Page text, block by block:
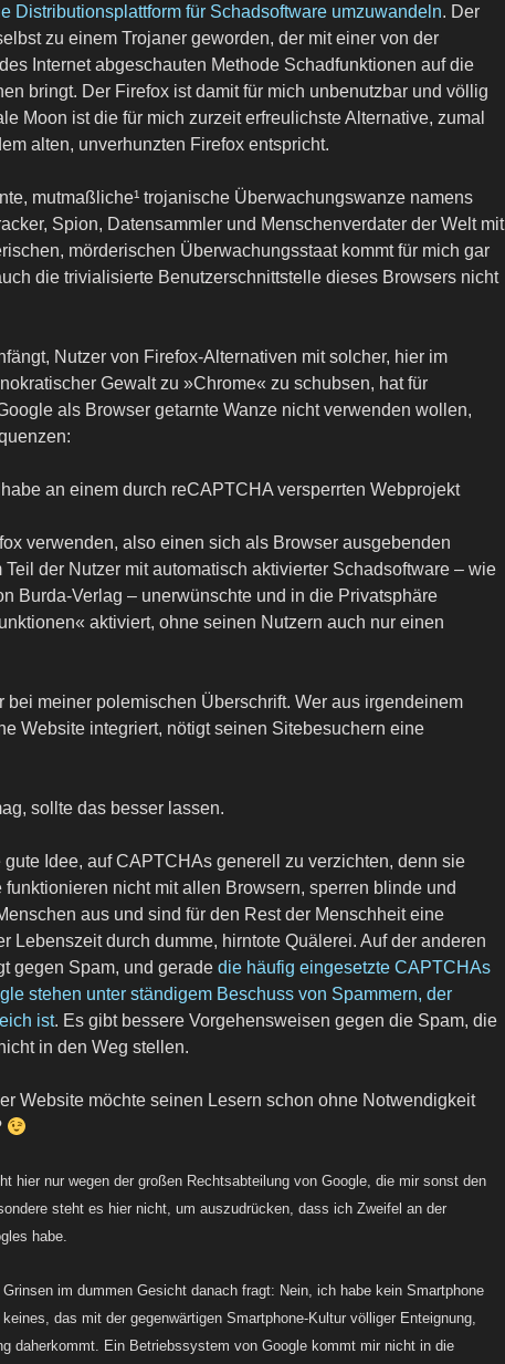
Distributionsplattform für Schadsoftware umzuwandeln. Der
zu einem Trojaner geworden, der mit einer von der
Internet abgeschauten Methode Schadfunktionen auf die
bringt. Der Firefox ist damit für mich unbenutzbar und völlig
Moon ist die für mich zurzeit erfreulichste Alternative, zumal
alten, unverhunzten Firefox entspricht.
mutmaßliche¹ trojanische Überwachungswanze namens
Spion, Datensammler und Menschenverdater der Welt mit
mörderischen Überwachungsstaat kommt für mich gar
die trivialisierte Benutzerschnittstelle dieses Browsers nicht
Nutzer von Firefox-Alternativen mit solcher, hier im
Gewalt zu »Chrome« zu schubsen, hat für
als Browser getarnte Wanze nicht verwenden wollen,
an einem durch reCAPTCHA versperrten Webprojekt
verwenden, also einen sich als Browser ausgebenden
Teil der Nutzer mit automatisch aktivierter Schadsoftware – wie
Burda-Verlag – unerwünschte und in die Privatsphäre
aktiviert, ohne seinen Nutzern auch nur einen
bei meiner polemischen Überschrift. Wer aus irgendeinem
Website integriert, nötigt seinen Sitebesuchern eine
sollte das besser lassen.
Idee, auf CAPTCHAs generell zu verzichten, denn sie
nicht mit allen Browsern, sperren blinde und
aus und sind für den Rest der Menschheit eine
Lebenszeit durch dumme, hirntote Quälerei. Auf der anderen
gegen Spam, und gerade die häufig eingesetzte CAPTCHAs
stehen unter ständigem Beschuss von Spammern, der
ist. Es gibt bessere Vorgehensweisen gegen die Spam, die
in den Weg stellen.
Website möchte seinen Lesern schon ohne Notwendigkeit
hier nur wegen der großen Rechtsabteilung von Google, die mir sonst den
steht es hier nicht, um auszudrücken, dass ich Zweifel an der
habe.
im dummen Gesicht danach fragt: Nein, ich habe kein Smartphone
das mit der gegenwärtigen Smartphone-Kultur völliger Enteignung,
daherkommt. Ein Betriebssystem von Google kommt mir nicht in die